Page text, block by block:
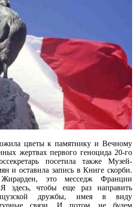
цветы к памятнику и Вечному
жертвах первого геноцида 20-го
посетила также Музей-
и оставила запись в Книге скорби.
это месседж Франции
здесь, чтобы еще раз направить
дружбы, имея в виду
связи. И потом, не будем